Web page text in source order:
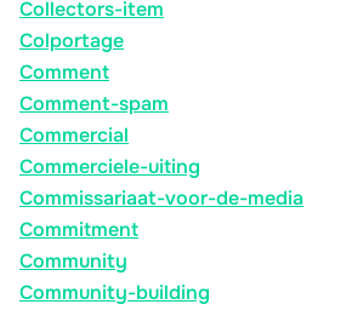
Collectors-item
Colportage
Comment
Comment-spam
Commercial
Commerciele-uiting
Commissariaat-voor-de-media
Commitment
Community
Community-building